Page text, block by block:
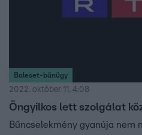
Baleset-bűnügy
2022. október 11. 4:08
Öngyilkos lett szolgálat
Bűncselekmény gyanúja nem